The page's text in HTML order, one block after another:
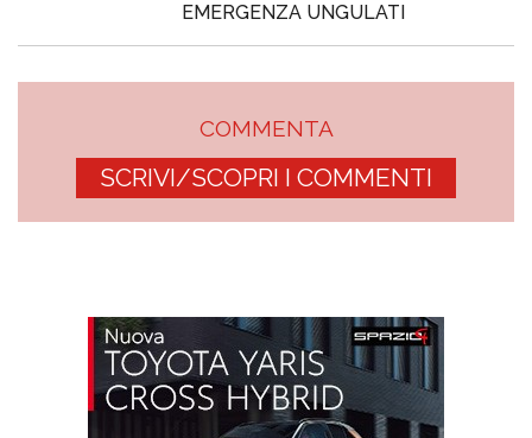
EMERGENZA UNGULATI
COMMENTA
SCRIVI/SCOPRI I COMMENTI